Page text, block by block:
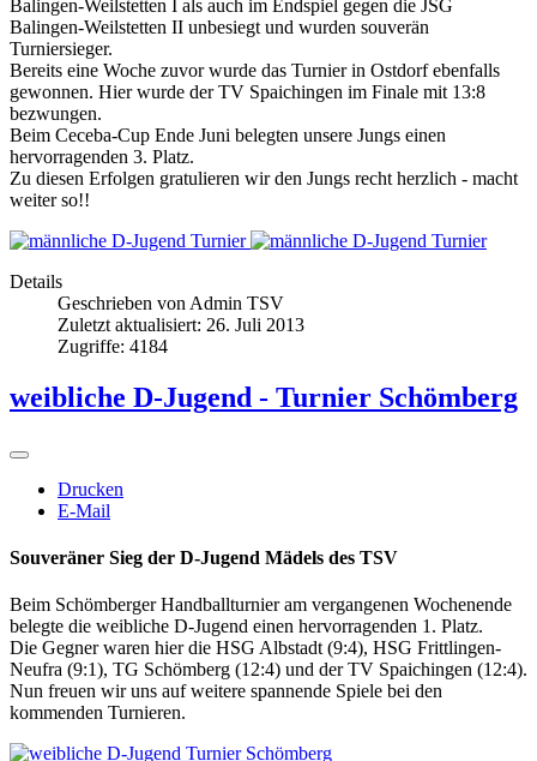
Balingen-Weilstetten I als auch im Endspiel gegen die JSG
Balingen-Weilstetten II unbesiegt und wurden souverän
Turniersieger.
Bereits eine Woche zuvor wurde das Turnier in Ostdorf ebenfalls
gewonnen. Hier wurde der TV Spaichingen im Finale mit 13:8
bezwungen.
Beim Ceceba-Cup Ende Juni belegten unsere Jungs einen
hervorragenden 3. Platz.
Zu diesen Erfolgen gratulieren wir den Jungs recht herzlich - macht
weiter so!!
Details
Geschrieben von Admin TSV
Zuletzt aktualisiert: 26. Juli 2013
Zugriffe: 4184
weibliche D-Jugend - Turnier Schömberg
Drucken
E-Mail
Souveräner Sieg der D-Jugend Mädels des TSV
Beim Schömberger Handballturnier am vergangenen Wochenende
belegte die weibliche D-Jugend einen hervorragenden 1. Platz.
Die Gegner waren hier die HSG Albstadt (9:4), HSG Frittlingen-
Neufra (9:1), TG Schömberg (12:4) und der TV Spaichingen (12:4).
Nun freuen wir uns auf weitere spannende Spiele bei den
kommenden Turnieren.